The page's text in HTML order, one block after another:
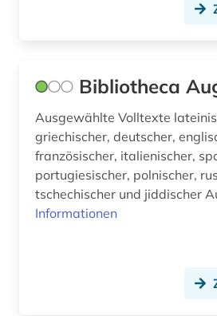
mittelamerika (1)
museum (1)
märchen (1)
nachschlagewerk (2)
Bibliotheca
Ausgewählte Volltexte
griechischer, deutscher,
französischer, italienischer,
portugiesischer, polnischer,
tschechischer und jiddischer
Informationen